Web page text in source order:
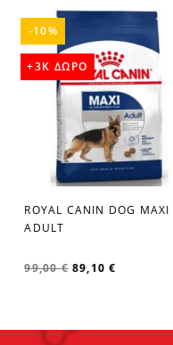
favorite_border
ROYAL CANIN DOG MAXI
ADULT
99,00 € 89,10 €
-10%
+3K ΔΩΡΟ